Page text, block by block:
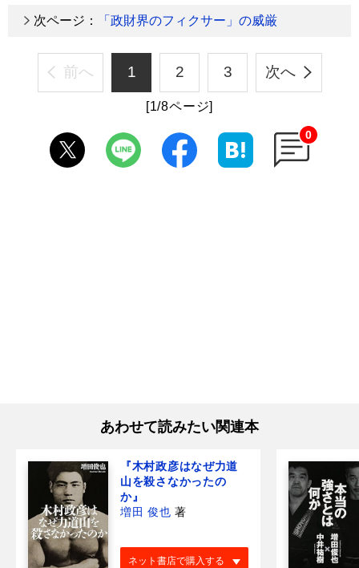
次ページ： 「政財界のフィクサー」の威厳
前へ 1 2 3 次へ
[1/8ページ]
0
あわせて読みたい関連本
『木村政彦はなぜ力道
山を殺さなかったの
か』
増田 俊也 著
ネット書店で購入する